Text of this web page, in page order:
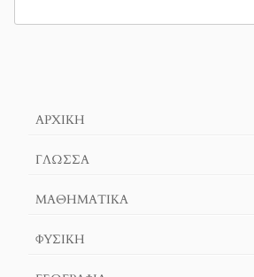
ΑΡΧΙΚΉ
ΓΛΏΣΣΑ
ΜΑΘΗΜΑΤΙΚΆ
ΦΥΣΙΚΗ